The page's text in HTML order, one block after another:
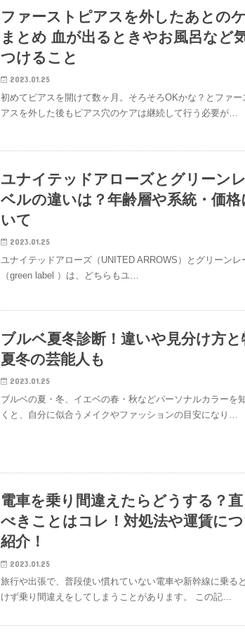
ファーストピアスを外したあとの
まとめ 血が出るときやお風呂など
つけること
2023.01.25
初めてピアスを開けて数ヶ月。そろそろOKかな？とファー
アスを外した後もピアス穴のケアは継続して行う必要が…
ユナイテッドアローズとグリーン
ベルの違いは？年齢層や系統・価格
いて
2023.01.25
ユナイテッドアローズ（UNITED ARROWS）とグリーンレ
（green label ）は、どちらもユ…
ブルベ夏冬診断！違いや見分け方と
夏冬の芸能人も
2023.01.25
ブルベの夏・冬、イエベの春・秋などパーソナルカラーを
くと、自分に似合うメイクやファッションの目安になり…
電車を乗り間違えたらどうする？
べきことはコレ！対処法や運賃に
紹介！
2023.01.25
旅行や出張で、普段使い慣れていない電車や新幹線に乗る
けず乗り間違えをしてしまうことがあります。 この記…